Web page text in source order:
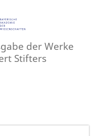
der Werke
Stifters